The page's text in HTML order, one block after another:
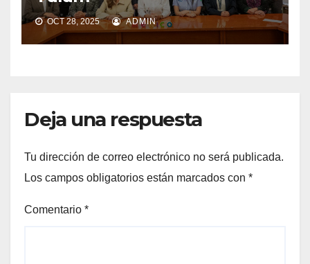
OCT 28, 2025 ADMIN
Deja una respuesta
Tu dirección de correo electrónico no será publicada.
Los campos obligatorios están marcados con *
Comentario *